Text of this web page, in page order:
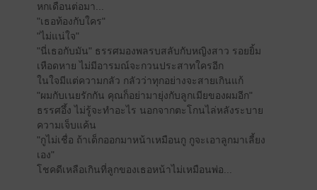
หกเดือนต่อมา...
"เธอท้องกับใคร"
"ไม่แน่ใจ"
"นี่เธอกับมัน" ธรรศมองพลรบสลับกับหญิงสาว รอยยิ้ม
เหือดหาย ไม่มีอารมณ์จะกวนประสาทใครอีก
ในใจมีแต่ความกลัว กลัวว่าทุกอย่างจะสายเกินแก้
"ผมกับเนยรักกัน คุณก็อย่ามายุ่งกับลูกเมียของผมอีก"
ธรรศอึ้ง ไม่รู้จะทำอะไร นอกจากตะโกนไล่หลังระบาย
ความเจ็บแค้น
"กูไม่เชื่อ ถ้าเด็กออกมาหน้าเหมือนกู กูจะเอาลูกมาเลี้ยง
เอง"
โชคดีเหลือเกินที่ลูกของเธอหน้าไม่เหมือนพ่อ...